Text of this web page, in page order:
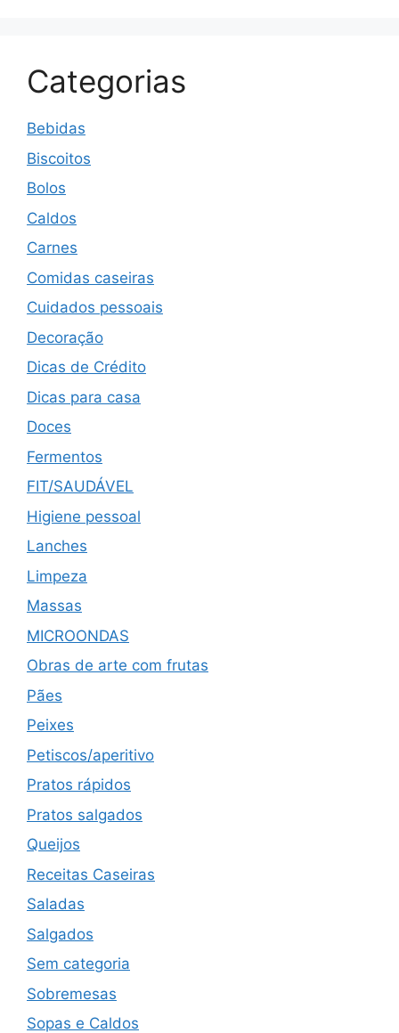
Categorias
Bebidas
Biscoitos
Bolos
Caldos
Carnes
Comidas caseiras
Cuidados pessoais
Decoração
Dicas de Crédito
Dicas para casa
Doces
Fermentos
FIT/SAUDÁVEL
Higiene pessoal
Lanches
Limpeza
Massas
MICROONDAS
Obras de arte com frutas
Pães
Peixes
Petiscos/aperitivo
Pratos rápidos
Pratos salgados
Queijos
Receitas Caseiras
Saladas
Salgados
Sem categoria
Sobremesas
Sopas e Caldos